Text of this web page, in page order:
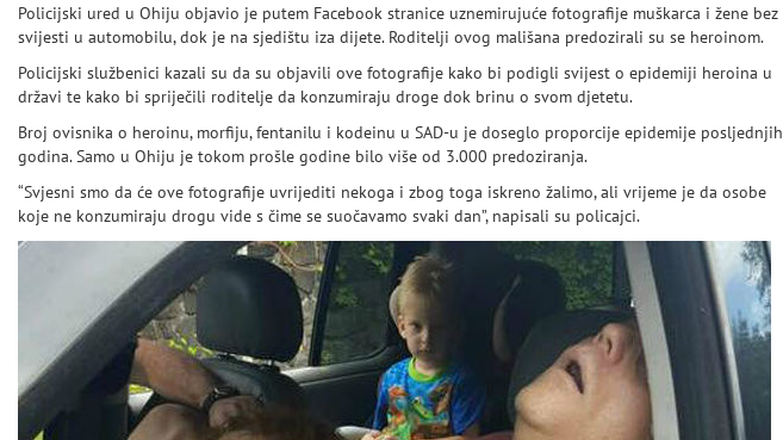
Policijski ured u Ohiju objavio je putem Facebook stranice uznemirujuće fotografije muškarca i žene bez
svijesti u automobilu, dok je na sjedištu iza dijete. Roditelji ovog mališana predozirali su se heroinom.
Policijski službenici kazali su da su objavili ove fotografije kako bi podigli svijest o epidemiji heroina u
državi te kako bi spriječili roditelje da konzumiraju droge dok brinu o svom djetetu.
Broj ovisnika o heroinu, morfiju, fentanilu i kodeinu u SAD-u je doseglo proporcije epidemije posljednjih
godina. Samo u Ohiju je tokom prošle godine bilo više od 3.000 predoziranja.
“Svjesni smo da će ove fotografije uvrijediti nekoga i zbog toga iskreno žalimo, ali vrijeme je da osobe
koje ne konzumiraju drogu vide s čime se suočavamo svaki dan”, napisali su policajci.